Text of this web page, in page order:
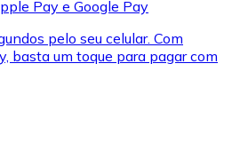
Pay e Google Pay
pelo seu celular. Com
basta um toque para pagar com